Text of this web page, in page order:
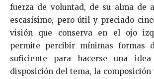
fuerza de voluntad, de su alma de
escasísimo, pero útil y preciado
visión que conserva en el ojo
permite percibir mínimas formas
suficiente para hacerse una
disposición del tema, la composición